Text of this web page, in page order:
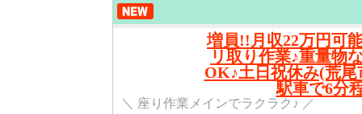
増員!!月収22万円可
リ取り作業♪重量物
OK♪土日祝休み(荒尾
駅車で6分
＼ 座り作業メインでラクラク♪ ／